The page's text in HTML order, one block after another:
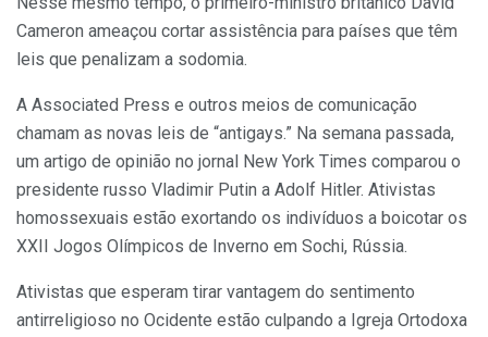
Cameron ameaçou cortar assistência para países que têm
leis que penalizam a sodomia.
A Associated Press e outros meios de comunicação
chamam as novas leis de “antigays.” Na semana passada,
um artigo de opinião no jornal New York Times comparou o
presidente russo Vladimir Putin a Adolf Hitler. Ativistas
homossexuais estão exortando os indivíduos a boicotar os
XXII Jogos Olímpicos de Inverno em Sochi, Rússia.
Ativistas que esperam tirar vantagem do sentimento
antirreligioso no Ocidente estão culpando a Igreja Ortodoxa